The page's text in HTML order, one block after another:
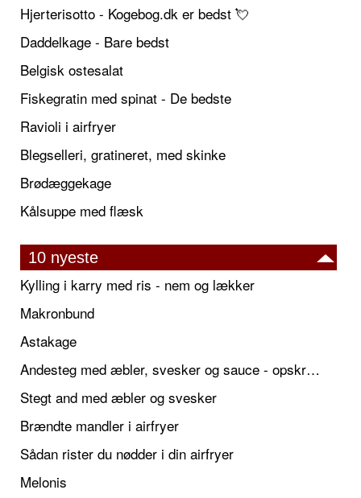
Hjerterisotto - Kogebog.dk er bedst 💘
Daddelkage - Bare bedst
Belgisk ostesalat
Fiskegratin med spinat - De bedste
Ravioli i airfryer
Blegselleri, gratineret, med skinke
Brødæggekage
Kålsuppe med flæsk
10 nyeste
Kylling i karry med ris - nem og lækker
Makronbund
Astakage
Andesteg med æbler, svesker og sauce - opskrift også til jul
Stegt and med æbler og svesker
Brændte mandler i airfryer
Sådan rister du nødder i din airfryer
Melonis